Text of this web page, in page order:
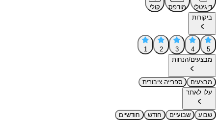
דיגיטלי מודפס
קולי
ביקורות
5
4
3
2
1
מבצעים/הנחות
מבצעים
ספרייה ציבורית
עלו לאתר
שבוע שבועיים חודש
חודשיים